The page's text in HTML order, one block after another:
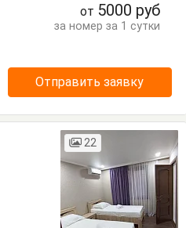
от 5000 руб
за номер за 1 сутки
Отправить заявку
22